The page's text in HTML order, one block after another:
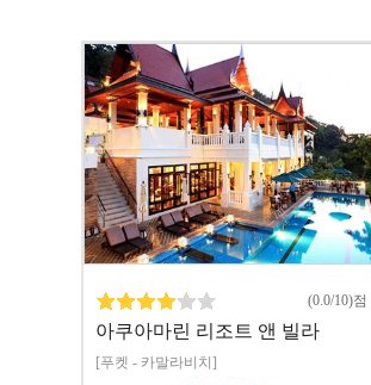
(0.0/10)점
아쿠아마린 리조트 앤 빌라
[푸켓 - 카말라비치]